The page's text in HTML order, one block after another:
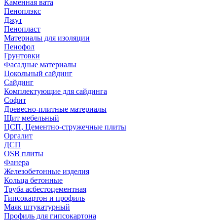
Каменная вата
Пеноплэкс
Джут
Пенопласт
Материалы для изоляции
Пенофол
Грунтовки
Фасадные материалы
Цокольный сайдинг
Сайдинг
Комплектующие для сайдинга
Софит
Древесно-плитные материалы
Щит мебельный
ЦСП, Цементно-стружечные плиты
Оргалит
ДСП
OSB плиты
Фанера
Железобетонные изделия
Кольца бетонные
Труба асбестоцементная
Гипсокартон и профиль
Маяк штукатурный
Профиль для гипсокартона